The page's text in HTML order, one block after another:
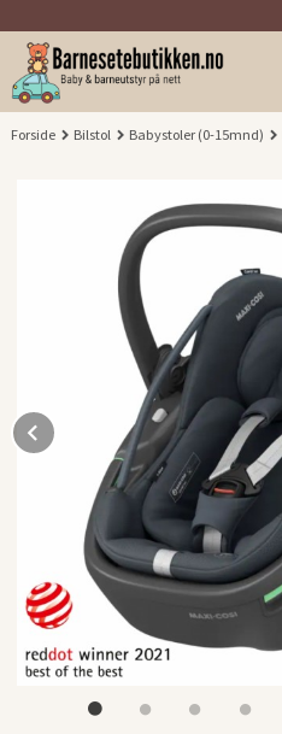
til
innholdet
Forside Bilstol Babystoler (0-15mnd)